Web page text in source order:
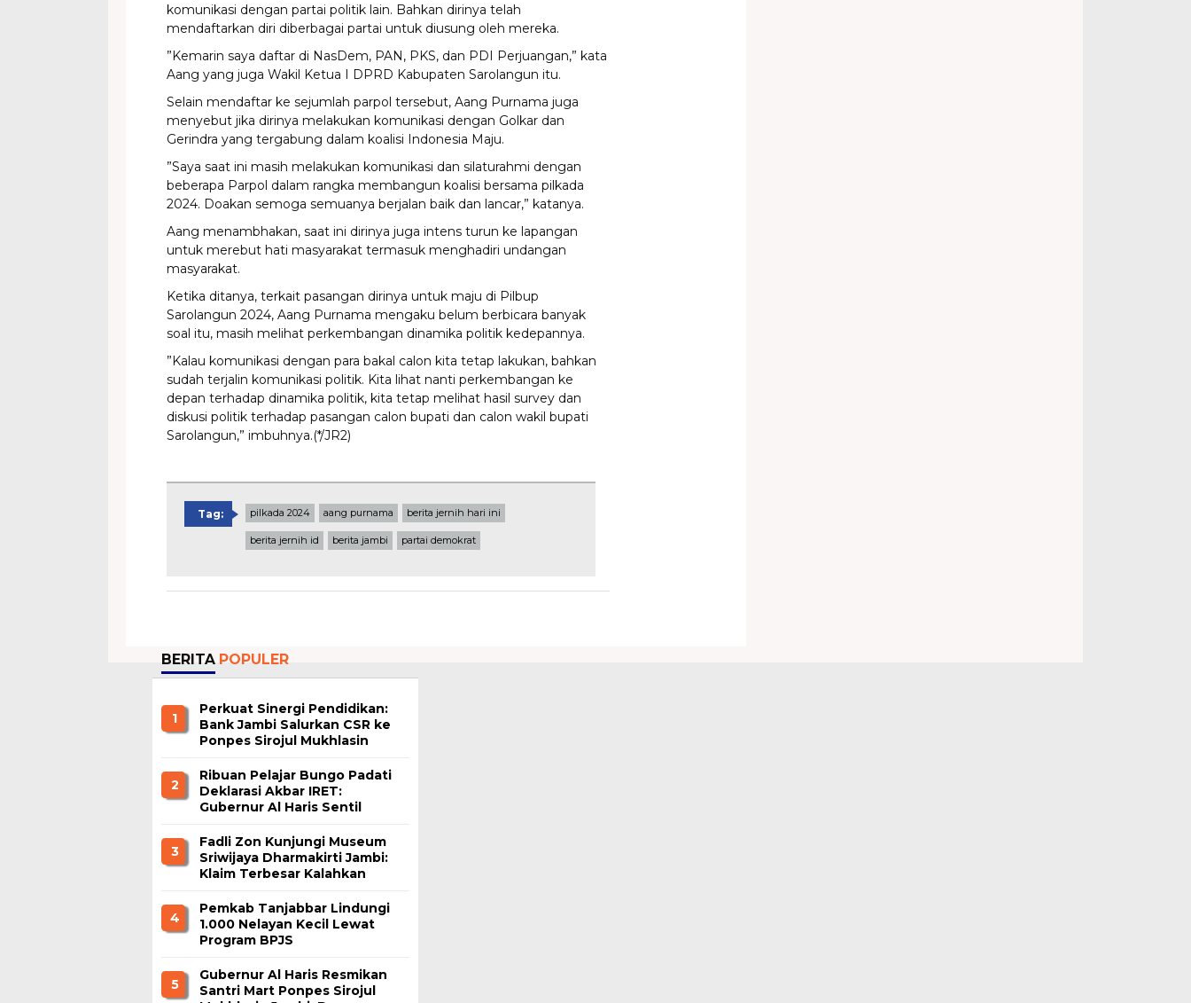
komunikasi dengan partai politik lain. Bahkan dirinya telah
mendaftarkan diri diberbagai partai untuk diusung oleh mereka.
”Kemarin saya daftar di NasDem, PAN, PKS, dan PDI Perjuangan,” kata
Aang yang juga Wakil Ketua I DPRD Kabupaten Sarolangun itu.
Selain mendaftar ke sejumlah parpol tersebut, Aang Purnama juga
menyebut jika dirinya melakukan komunikasi dengan Golkar dan
Gerindra yang tergabung dalam koalisi Indonesia Maju.
”Saya saat ini masih melakukan komunikasi dan silaturahmi dengan
beberapa Parpol dalam rangka membangun koalisi bersama pilkada
2024. Doakan semoga semuanya berjalan baik dan lancar,” katanya.
Aang menambhakan, saat ini dirinya juga intens turun ke lapangan
untuk merebut hati masyarakat termasuk menghadiri undangan
masyarakat.
Ketika ditanya, terkait pasangan dirinya untuk maju di Pilbup
Sarolangun 2024, Aang Purnama mengaku belum berbicara banyak
soal itu, masih melihat perkembangan dinamika politik kedepannya.
”Kalau komunikasi dengan para bakal calon kita tetap lakukan, bahkan
sudah terjalin komunikasi politik. Kita lihat nanti perkembangan ke
depan terhadap dinamika politik, kita tetap melihat hasil survey dan
diskusi politik terhadap pasangan calon bupati dan calon wakil bupati
Sarolangun,” imbuhnya.(*/JR2)
Tag: pilkada 2024 aang purnama berita jernih hari ini
berita jernih id berita jambi partai demokrat
BERITA POPULER
1
Perkuat Sinergi Pendidikan:
Bank Jambi Salurkan CSR ke
Ponpes Sirojul Mukhlasin
2
Ribuan Pelajar Bungo Padati
Deklarasi Akbar IRET:
Gubernur Al Haris Sentil
Radikalisme
3
Fadli Zon Kunjungi Museum
Sriwijaya Dharmakirti Jambi:
Klaim Terbesar Kalahkan
4
Pemkab Tanjabbar Lindungi
1.000 Nelayan Kecil Lewat
Program BPJS
5
Gubernur Al Haris Resmikan
Santri Mart Ponpes Sirojul